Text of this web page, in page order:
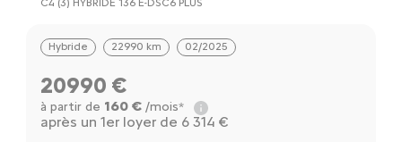
C4 (3) HYBRIDE 136 E-DSC6 PLUS
Hybride 22990 km 02/2025
20990 €
à partir de 160 €/mois*
après un 1er loyer de 6 314 €